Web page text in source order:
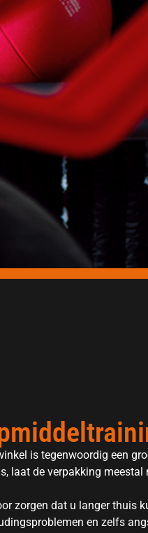
is tegenwoordig een
laat de verpakking
zorgen dat u langer thuis
en zelfs